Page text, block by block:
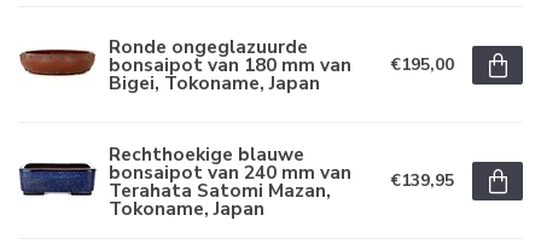
Ronde ongeglazuurde
bonsaipot van 180 mm van
Bigei, Tokoname, Japan
€195,00
Rechthoekige blauwe
bonsaipot van 240 mm van
Terahata Satomi Mazan,
Tokoname, Japan
€139,95